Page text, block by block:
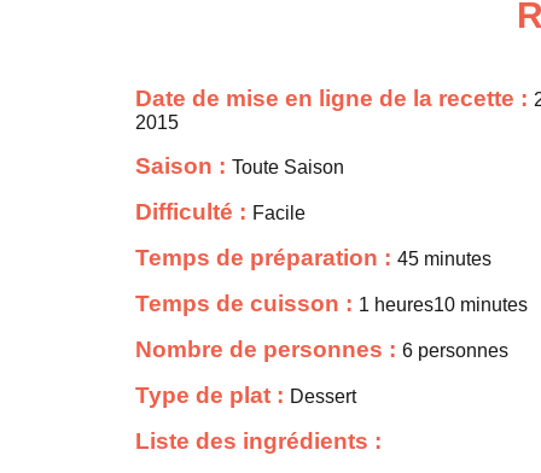
Date de mise en ligne de la recette :
2015
Saison : Toute Saison
Difficulté : Facile
Temps de préparation : 45 minutes
Temps de cuisson : 1 heures10 minutes
Nombre de personnes : 6 personnes
Type de plat : Dessert
Liste des ingrédients :